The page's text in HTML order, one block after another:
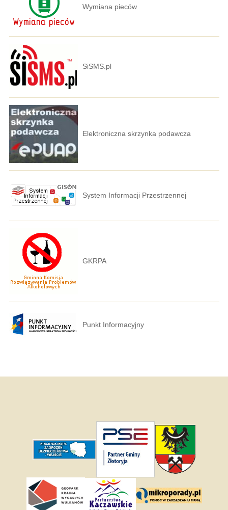
Wymiana pieców
SiSMS.pl
Elektroniczna skrzynka podawcza
System Informacji Przestrzennej
GKRPA
Punkt Informacyjny